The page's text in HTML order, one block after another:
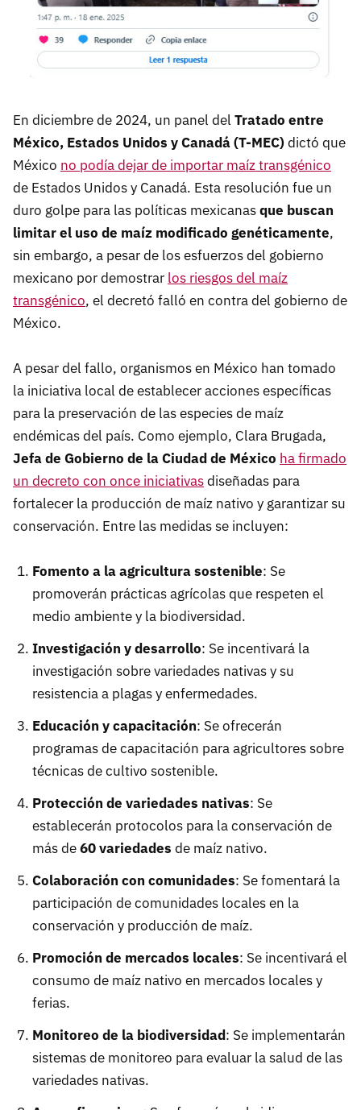
En diciembre de 2024, un panel del Tratado entre
México, Estados Unidos y Canadá (T-MEC) dictó que
México no podía dejar de importar maíz transgénico
de Estados Unidos y Canadá. Esta resolución fue un
duro golpe para las políticas mexicanasque buscan
limitar el uso de maíz modificado genéticamente,
sin embargo, a pesar de los esfuerzos del gobierno
mexicano por demostrar los riesgos del maíz
transgénico, el decretó falló en contra del gobierno de
México.
A pesar del fallo, organismos en México han tomado
la iniciativa local de establecer acciones específicas
para la preservación de las especies de maíz
endémicas del país. Como ejemplo, Clara Brugada,
Jefa de Gobierno de la Ciudad de México ha firmado
un decreto con once iniciativasdiseñadas para
fortalecer la producción de maíz nativo y garantizar su
conservación. Entre las medidas se incluyen:
Fomento a la agricultura sostenible: Se
promoverán prácticas agrícolas que respeten el
medio ambiente y la biodiversidad.
Investigación y desarrollo: Se incentivará la
investigación sobre variedades nativas y su
resistencia a plagas y enfermedades.
Educación y capacitación: Se ofrecerán
programas de capacitación para agricultores sobre
técnicas de cultivo sostenible.
Protección de variedades nativas: Se
establecerán protocolos para la conservación de
más de60 variedades de maíz nativo.
Colaboración con comunidades: Se fomentará la
participación de comunidades locales en la
conservación y producción de maíz.
Promoción de mercados locales: Se incentivará el
consumo de maíz nativo en mercados locales y
ferias.
Monitoreo de la biodiversidad: Se implementarán
sistemas de monitoreo para evaluar la salud de las
variedades nativas.